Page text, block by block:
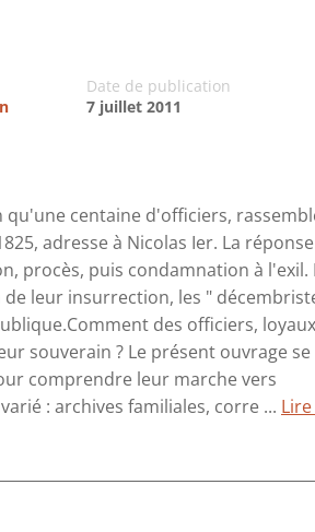
Date de publication
7 juillet 2011
centaine d'officiers,
adresse à Nicolas Ier. La réponse
procès, puis condamnation à l'exil.
leur insurrection, les "
des officiers, loyaux
souverain ? Le présent ouvrage se
comprendre leur marche vers
: archives familiales, corre ...